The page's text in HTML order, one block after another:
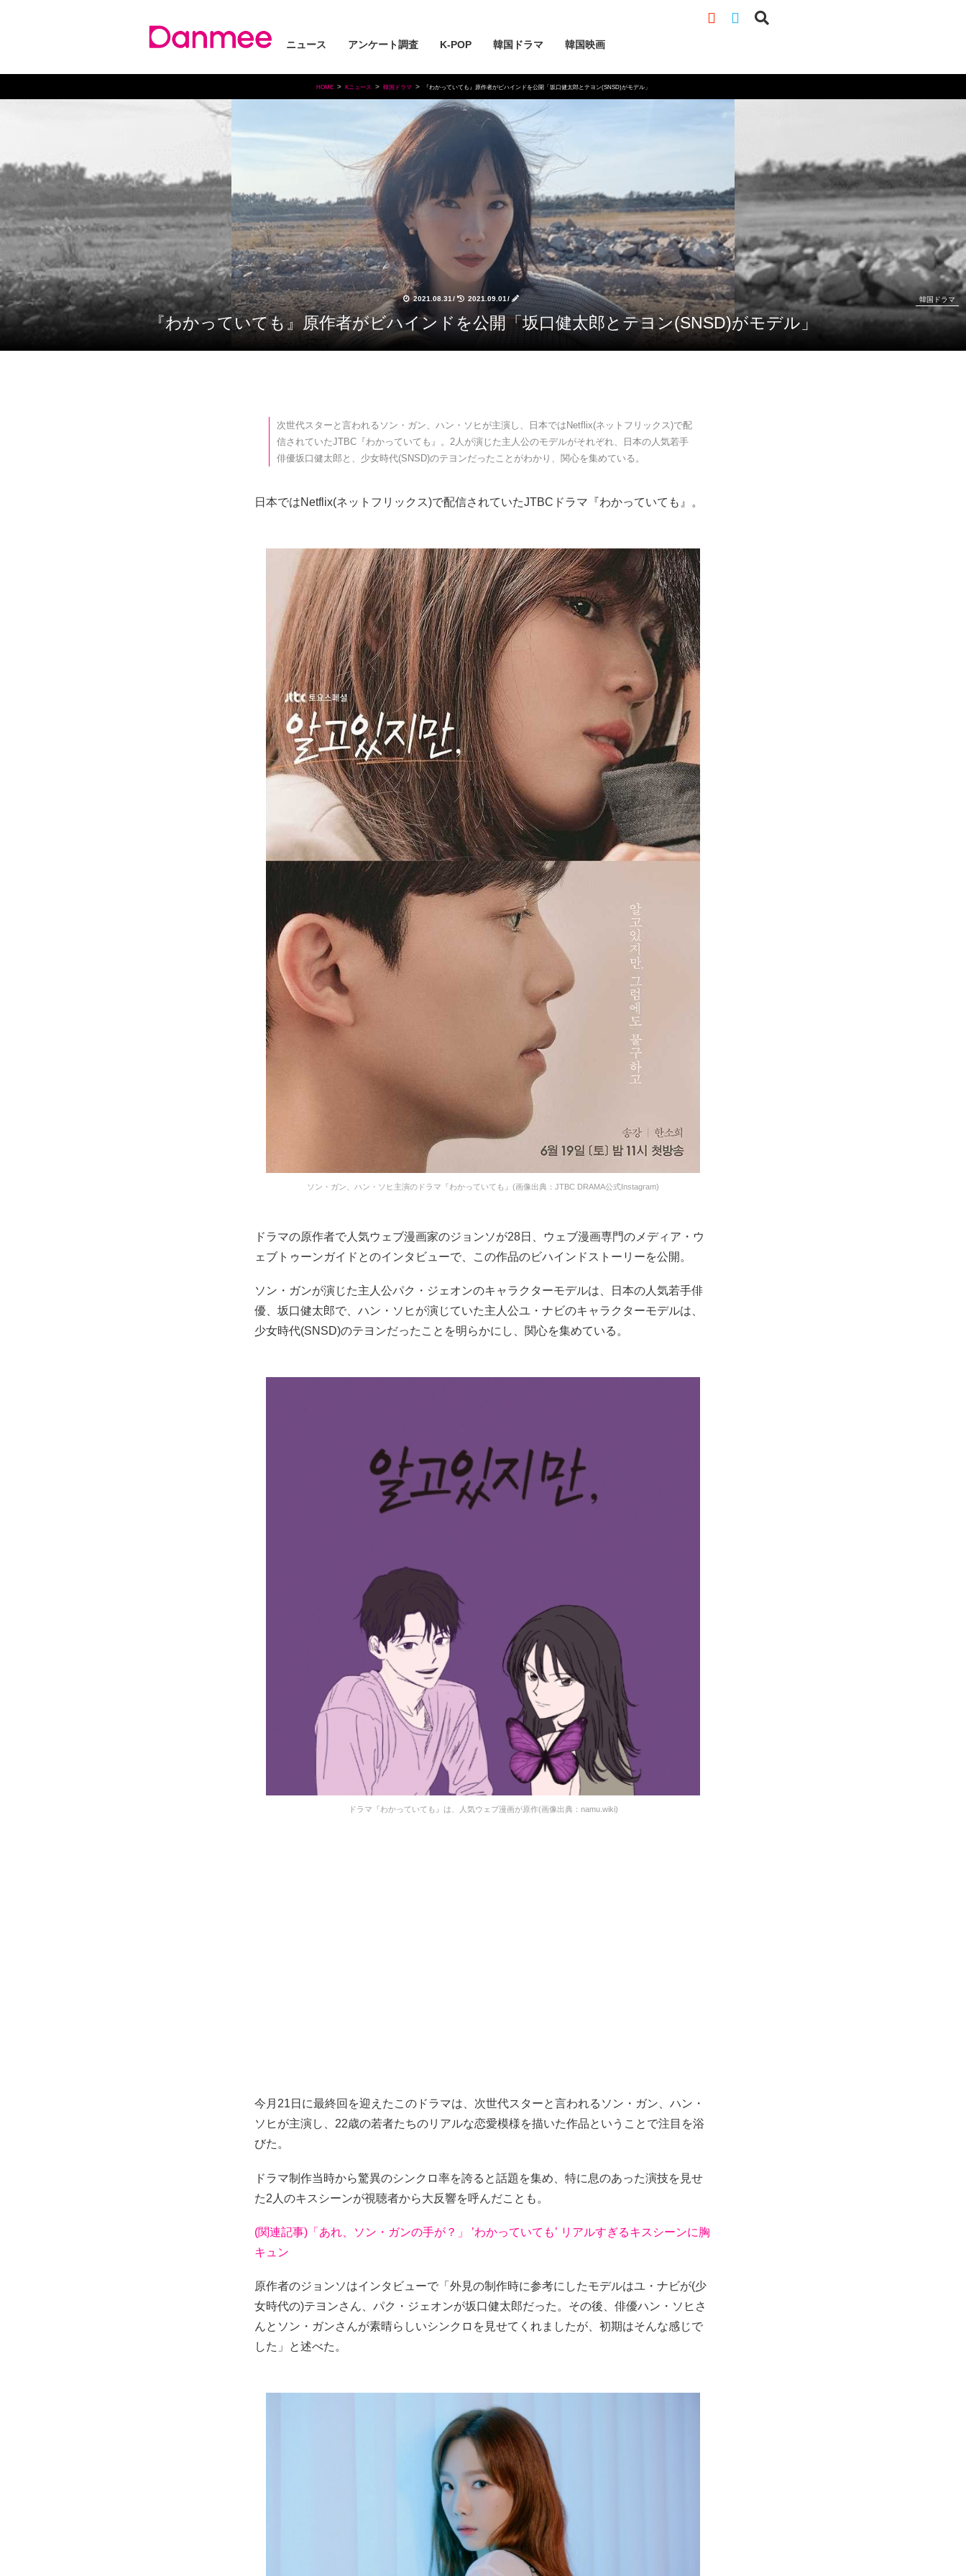
ニュース アンケート調査 K-POP 韓国ドラマ 韓国映画
HOME Kニュース 韓国ドラマ 『わかっていても』原作者がビハインドを公開「坂口健太郎とテヨン(SNSD)がモデル」
2021.08.31 / 2021.09.01 / 韓国ドラマ
『わかっていても』原作者がビハインドを公開「坂口健太郎とテヨン(SNSD)がモデル」
次世代スターと言われるソン・ガン、ハン・ソヒが主演し、日本ではNetflix(ネットフリックス)で配
信されていたJTBC『わかっていても』。2人が演じた主人公のモデルがそれぞれ、日本の人気若手
俳優坂口健太郎と、少女時代(SNSD)のテヨンだったことがわかり、関心を集めている。
日本ではNetflix(ネットフリックス)で配信されていたJTBCドラマ『わかっていても』。
ソン・ガン、ハン・ソヒ主演のドラマ『わかっていても』(画像出典：JTBC DRAMA公式Instagram)
ドラマの原作者で人気ウェブ漫画家のジョンソが28日、ウェブ漫画専門のメディア・ウ
ェブトゥーンガイドとのインタビューで、この作品のビハインドストーリーを公開。
ソン・ガンが演じた主人公パク・ジェオンのキャラクターモデルは、日本の人気若手俳
優、坂口健太郎で、ハン・ソヒが演じていた主人公ユ・ナビのキャラクターモデルは、
少女時代(SNSD)のテヨンだったことを明らかにし、関心を集めている。
ドラマ『わかっていても』は、人気ウェブ漫画が原作(画像出典：namu.wiki)
今月21日に最終回を迎えたこのドラマは、次世代スターと言われるソン・ガン、ハン・
ソヒが主演し、22歳の若者たちのリアルな恋愛模様を描いた作品ということで注目を浴
びた。
ドラマ制作当時から驚異のシンクロ率を誇ると話題を集め、特に息のあった演技を見せ
た2人のキスシーンが視聴者から大反響を呼んだことも。
(関連記事)「あれ、ソン・ガンの手が？」 ’わかっていても’ リアルすぎるキスシーンに胸
キュン
原作者のジョンソはインタビューで「外見の制作時に参考にしたモデルはユ・ナビが(少
女時代の)テヨンさん、パク・ジェオンが坂口健太郎だった。その後、俳優ハン・ソヒさ
んとソン・ガンさんが素晴らしいシンクロを見せてくれましたが、初期はそんな感じで
した」と述べた。